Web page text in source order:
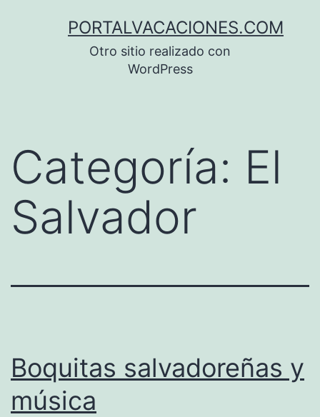
PORTALVACACIONES.COM
Otro sitio realizado con
WordPress
Categoría: El
Salvador
Boquitas salvadoreñas y
música